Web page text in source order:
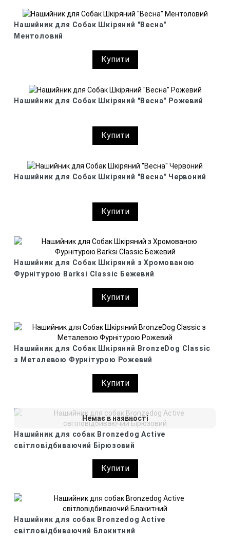
Нашийник для Собак Шкіряний "Весна"
Ментоловий
Купити
Нашийник для Собак Шкіряний "Весна" Рожевий
Купити
Нашийник для Собак Шкіряний "Весна" Червоний
Купити
Нашийник для Собак Шкіряний з Хромованою
Фурнітурою Barksi Classic Бежевий
Купити
Нашийник для Собак Шкіряний BronzeDog Classic
з Металевою Фурнітурою Рожевий
Купити
Немає в наявності
Нашийник для собак Bronzedog Active
світловідбиваючий Бірюзовий
Купити
Нашийник для собак Bronzedog Active
світловідбиваючий Блакитний